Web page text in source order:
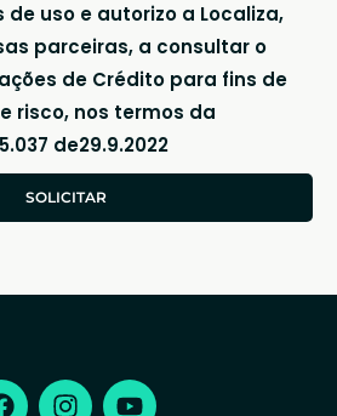
uso e autorizo a Localiza,
parceiras, a consultar o
de Crédito para fins de
risco, nos termos da
de29.9.2022
SOLICITAR